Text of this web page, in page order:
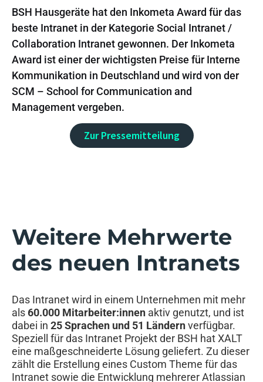
BSH Hausgeräte hat den Inkometa Award für das
beste Intranet in der Kategorie Social Intranet /
Collaboration Intranet gewonnen. Der Inkometa
Award ist einer der wichtigsten Preise für Interne
Kommunikation in Deutschland und wird von der
SCM – School for Communication and
Management vergeben.
Zur Pressemitteilung
Weitere Mehrwerte
des neuen Intranets​
Das Intranet wird in einem Unternehmen mit mehr
als60.000 Mitarbeiter:innen aktiv genutzt, und ist
dabei in 25 Sprachen und 51 Ländernverfügbar.
Speziell für das Intranet Projekt der BSH hat XALT
eine maßgeschneiderte Lösung geliefert. Zu dieser
zählt die Erstellung eines Custom Theme für das
Intranet sowie die Entwicklung mehrerer Atlassian